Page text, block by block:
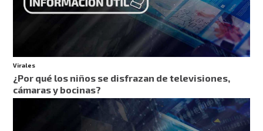
Virales
¿Por qué los niños se disfrazan de televisiones,
cámaras y bocinas?